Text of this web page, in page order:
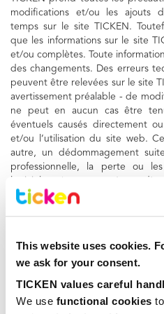
This website uses cookies.
we ask for your consent.
TICKEN values careful
We use functional cookies
modifications et/ou les ajouts
temps sur le site TICKEN.
que les informations sur le site
et/ou complètes. Toute
des changements. Des erreurs
peuvent être relevées sur le site
avertissement préalable - de
ne peut en aucun cas être
éventuels causés directement
et/ou l’utilisation du site web.
autre, un dédommagement
professionnelle, la perte ou
logiciels et/ou aux systèmes
données. Ou pour toute autre
Confidentialité
vers des sites web tiers.
n'engage aucunement
responsable des activités
vivement d’être vigilant lorsque
TICKEN vous conseille